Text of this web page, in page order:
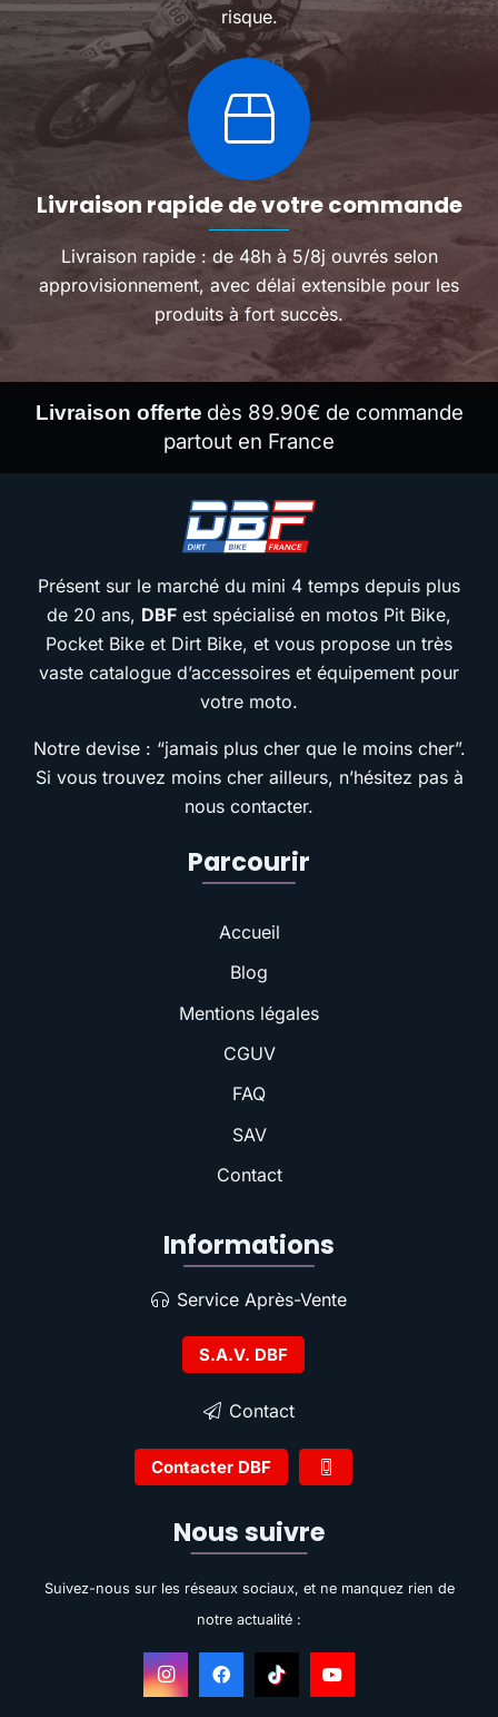
risque.
Livraison rapide de votre commande
Livraison rapide : de 48h à 5/8j ouvrés selon
approvisionnement, avec délai extensible pour les
produits à fort succès.
Livraison offerte dès 89.90€ de commande
partout en France
Présent sur le marché du mini 4 temps depuis plus
de 20 ans, DBF est spécialisé en motos Pit Bike,
Pocket Bike et Dirt Bike, et vous propose un très
vaste catalogue d’accessoires et équipement pour
votre moto.
Notre devise : “jamais plus cher que le moins cher”.
Si vous trouvez moins cher ailleurs, n’hésitez pas à
nous contacter.
Parcourir
Accueil
Blog
Mentions légales
CGUV
FAQ
SAV
Contact
Informations
Service Après-Vente
S.A.V. DBF
Contact
Contacter DBF
Nous suivre
Suivez-nous sur les réseaux sociaux, et ne manquez rien de
notre actualité :